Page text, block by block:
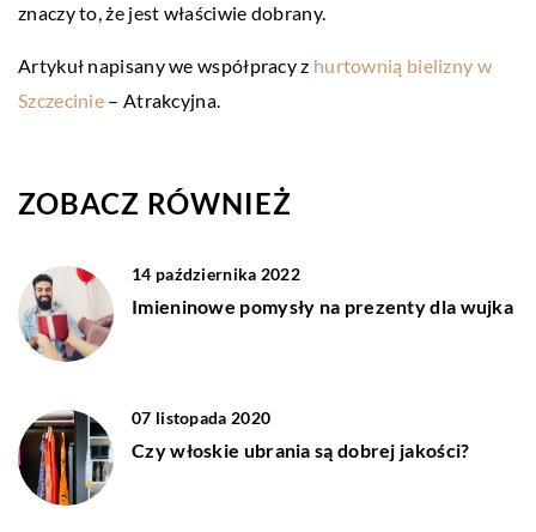
znaczy to, że jest właściwie dobrany.
Artykuł napisany we współpracy z hurtownią bielizny w
Szczecinie – Atrakcyjna.
ZOBACZ RÓWNIEŻ
14 października 2022
Imieninowe pomysły na prezenty dla wujka
07 listopada 2020
Czy włoskie ubrania są dobrej jakości?